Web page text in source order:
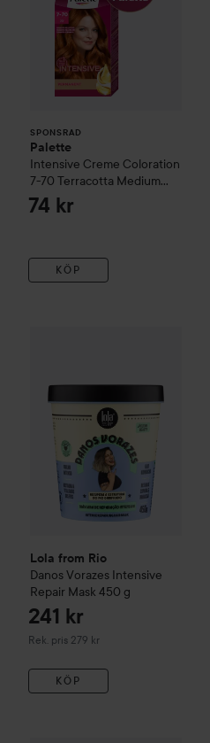
SPONSRAD
Palette
Intensive Creme Coloration
7-70 Terracotta Medium
Blonde
74 kr
KÖP
Lola from Rio
Danos Vorazes Intensive
Repair Mask 450 g
241 kr
Rek. pris 279 kr
Rekommenderat pris 279 kr
KÖP